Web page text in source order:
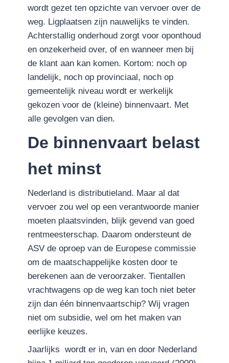
wordt gezet ten opzichte van vervoer over de
weg. Ligplaatsen zijn nauwelijks te vinden.
Achterstallig onderhoud zorgt voor oponthoud
en onzekerheid over, of en wanneer men bij
de klant aan kan komen. Kortom: noch op
landelijk, noch op provinciaal, noch op
gemeentelijk niveau wordt er werkelijk
gekozen voor de (kleine) binnenvaart. Met
alle gevolgen van dien.
De binnenvaart belast
het minst
Nederland is distributieland. Maar al dat
vervoer zou wel op een verantwoorde manier
moeten plaatsvinden, blijk gevend van goed
rentmeesterschap. Daarom ondersteunt de
ASV de oproep van de Europese commissie
om de maatschappelijke kosten door te
berekenen aan de veroorzaker. Tientallen
vrachtwagens op de weg kan toch niet beter
zijn dan één binnenvaartschip? Wij vragen
niet om subsidie, wel om het maken van
eerlijke keuzes.
Jaarlijks wordt er in, van en door Nederland